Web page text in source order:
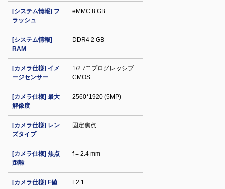
[システム情報] フ
ラッシュ
eMMC 8 GB
[システム情報]
RAM
DDR4 2 GB
[カメラ仕様] イメ
ージセンサー
1/2.7"" プログレッシブ
CMOS
[カメラ仕様] 最大
解像度
2560*1920 (5MP)
[カメラ仕様] レン
ズタイプ
固定焦点
[カメラ仕様] 焦点
距離
f = 2.4 mm
[カメラ仕様] F値 F2.1